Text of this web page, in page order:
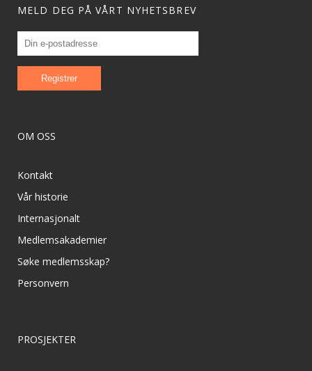
MELD DEG PÅ VÅRT NYHETSBREV
OM OSS
Kontakt
Vår historie
Internasjonalt
Medlemsakademier
Søke medlemsskap?
Personvern
PROSJEKTER